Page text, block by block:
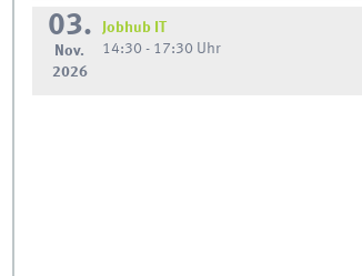
03.
Nov.
2026
Jobhub IT
14:30 - 17:30 Uhr